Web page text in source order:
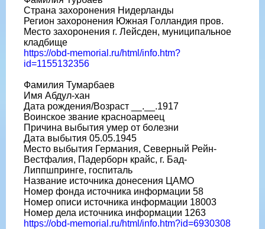
Страна захоронения Нидерланды
Регион захоронения Южная Голландия пров.
Место захоронения г. Лейсден, муниципальное
кладбище
https://obd-memorial.ru/html/info.htm?
id=1155132356
Фамилия Тумарбаев
Имя Абдул-хан
Дата рождения/Возраст __.__.1917
Воинское звание красноармеец
Причина выбытия умер от болезни
Дата выбытия 05.05.1945
Место выбытия Германия, Северный Рейн-
Вестфалия, Падерборн крайс, г. Бад-
Липпшпринге, госпиталь
Название источника донесения ЦАМО
Номер фонда источника информации 58
Номер описи источника информации 18003
Номер дела источника информации 1263
https://obd-memorial.ru/html/info.htm?id=6930308